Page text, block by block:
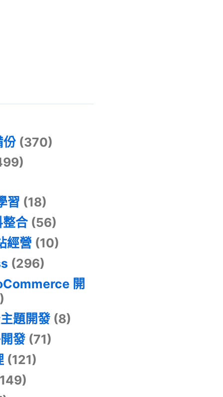
份 (370)
習 (18)
合(56)
經營 (10)
(296)
開
題開發(8)
發(71)
(121)